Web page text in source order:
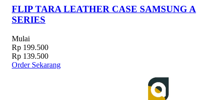
FLIP TARA LEATHER CASE SAMSUNG A
SERIES
Mulai
Rp 199.500
Rp 139.500
Order Sekarang